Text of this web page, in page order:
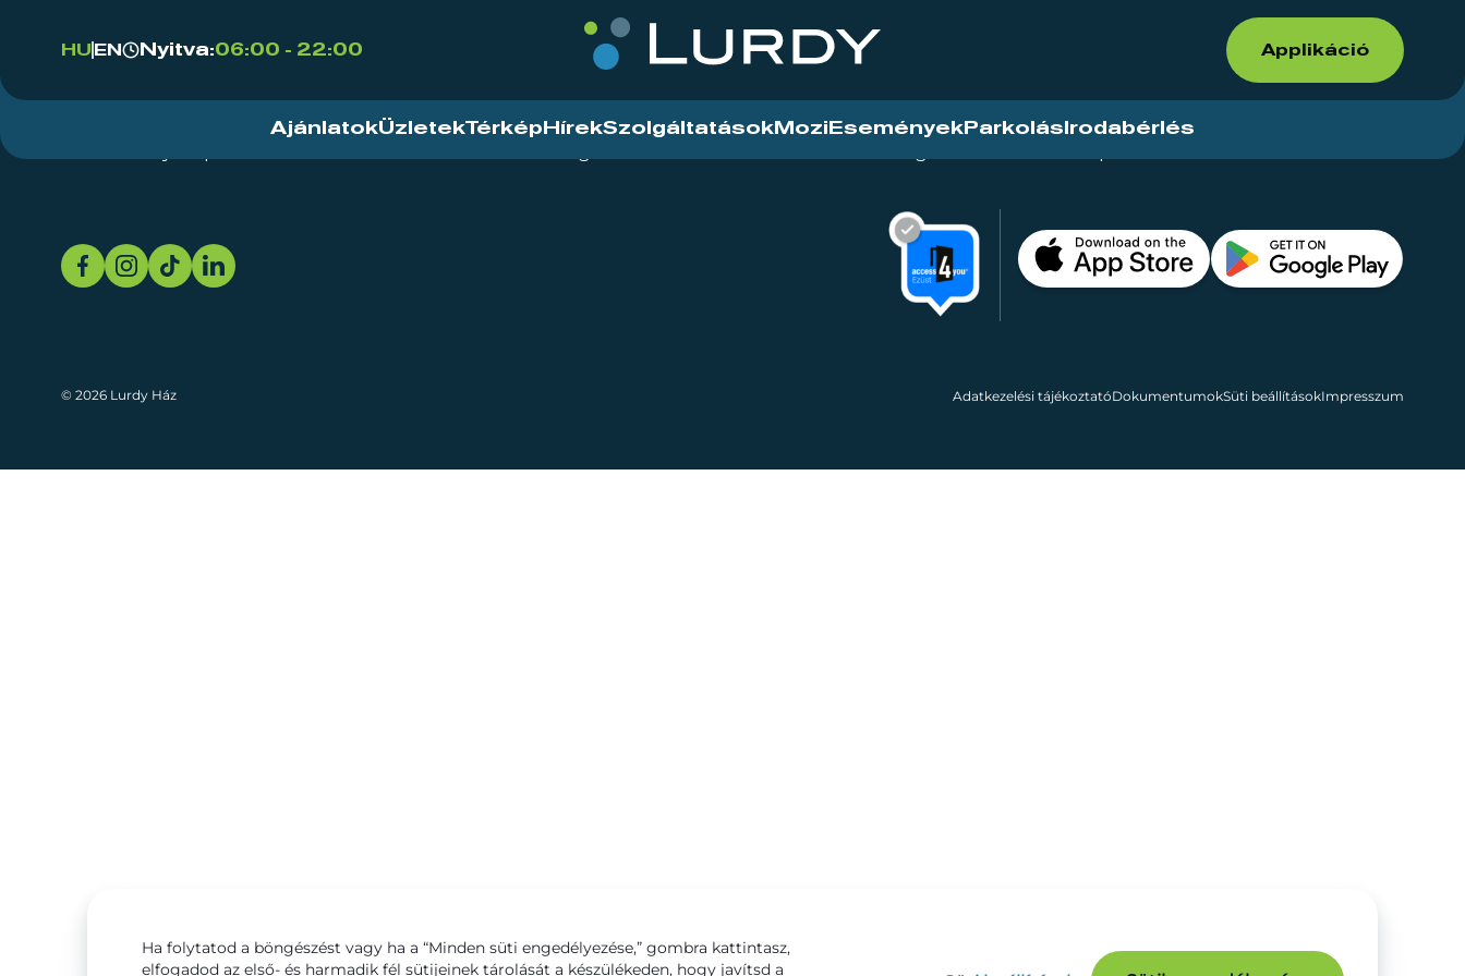
HU EN Nyitva:06:00 - 22:00 Applikáció
AjánlatokÜzletekTérkép HírekSzolgáltatások Mozi Események Parkolás Irodabérlés
© 2026 Lurdy Ház Adatkezelési tájékoztatóDokumentumokSüti beállításokImpresszum
Ha folytatod a böngészést vagy ha a “Minden süti engedélyezése,” gombra kattintasz,
elfogadod az első- és harmadik fél sütijeinek tárolását a készülékeden, hogy javítsd a